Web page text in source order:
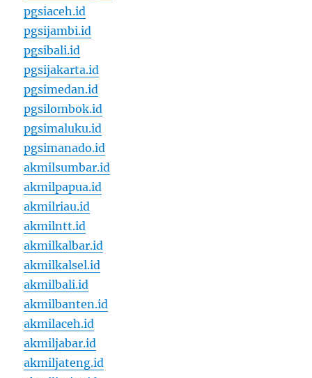
pgsiaceh.id
pgsijambi.id
pgsibali.id
pgsijakarta.id
pgsimedan.id
pgsilombok.id
pgsimaluku.id
pgsimanado.id
akmilsumbar.id
akmilpapua.id
akmilriau.id
akmilntt.id
akmilkalbar.id
akmilkalsel.id
akmilbali.id
akmilbanten.id
akmilaceh.id
akmiljabar.id
akmiljateng.id